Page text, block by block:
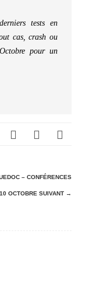
tests en
cas, crash ou
pour un
– CONFÉRENCES
OCTOBRE SUIVANT →